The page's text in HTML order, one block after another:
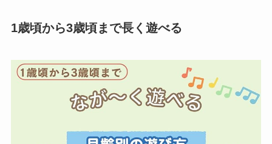
1歳頃から3歳頃まで長く遊べる